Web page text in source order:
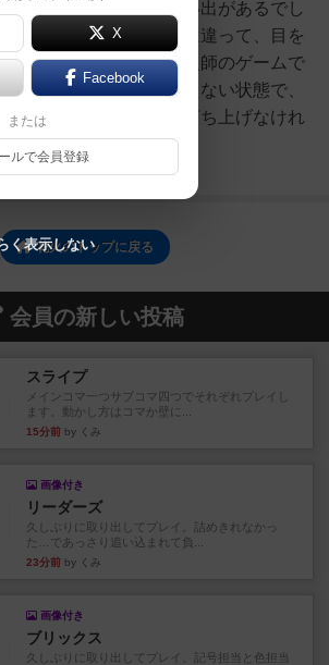
んでくる花火大会の思い出があるでし
そんな素敵な思い出とは違って、目を
ま打ち上げる危険な花火師のゲームで
イヤは自分の手札が見えない状態で、
火を数字の小さい順に打ち上げなけれ
せん。頼り...
花火のトップに戻る
会員の新しい投稿
スライプ
メインコマ一つサブコマ四つでそれぞれプレイし
ます。動かし方はコマか壁に...
15分前 by くみ
画像付き
リーダーズ
久しぶりに取り出してプレイ。詰めきれなかっ
た…であっさり追い込まれて負...
23分前 by くみ
画像付き
ブリックス
久しぶりに取り出してプレイ。記号担当と色担当
X
Facebook
または
ルで会員登録
く表示しない